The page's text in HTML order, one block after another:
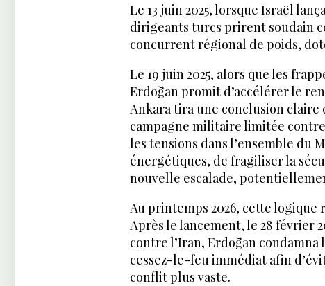
Le 13 juin 2025, lorsque Israël
dirigeants turcs prirent soudain
concurrent régional de poids,
Le 19 juin 2025, alors que les
Erdoğan promit d’accélérer le
Ankara tira une conclusion claire
campagne militaire limitée
les tensions dans l’ensemble du
énergétiques, de fragiliser la
nouvelle escalade,
Au printemps 2026, cette
Après le lancement, le 28 février
contre l’Iran, Erdoğan condamna
cessez-le-feu immédiat afin
conflit plus vaste.